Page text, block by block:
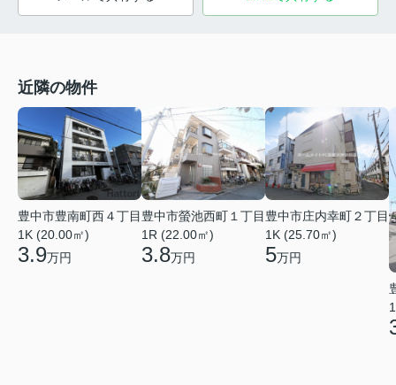
近隣の物件
豊中市豊南町西４丁目
1K (20.00㎡)
3.9万円
豊中市螢池西町１丁目
1R (22.00㎡)
3.8万円
豊中市庄内幸町２丁目
1K (25.70㎡)
5万円